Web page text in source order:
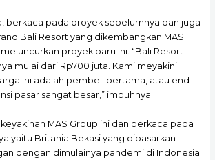
berkaca pada proyek sebelumnya dan juga
Bali Resort yang dikembangkan MAS
proyek baru ini. “Bali Resort
mulai dari Rp700 juta. Kami meyakini
ini adalah pembeli pertama, atau end
pasar sangat besar,” imbuhnya.
MAS Group ini dan berkaca pada
yaitu Britania Bekasi yang dipasarkan
dengan dimulainya pandemi di Indonesia